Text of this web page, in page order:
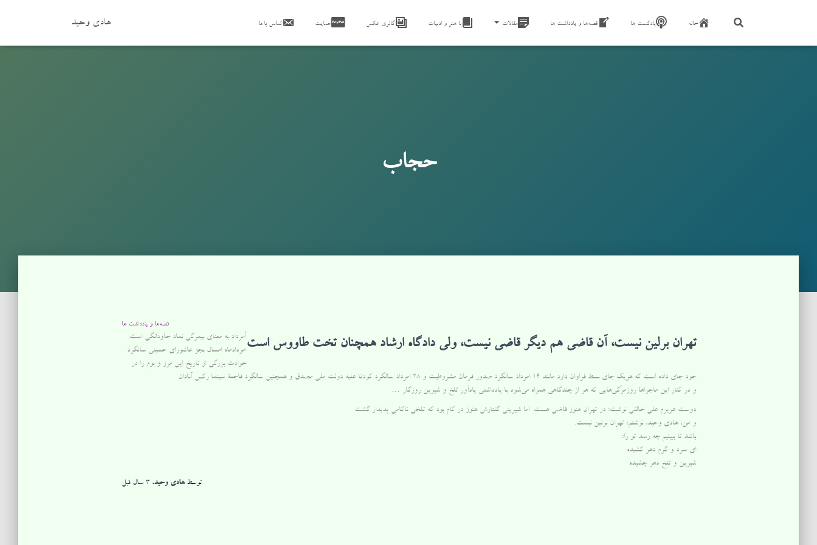
هادی وحید تماس با ما حمایت گالری عکس با هنر و ادبیات مقالات قصه‌ها و یادداشت ها پادکست ها خانه
حجاب
قصه‌ها و یادداشت ها
تهران برلین نیست، آن قاضی هم دیگر قاضی نیست، ولی دادگاه ارشاد همچنان تخت طاووس استأمرداد به معنای بیمرگی نماد جاودانگی است.
امردادماه امسال بجز عاشورای حسینی سالگرد
حوادث بزرگی از تاریخ این مرز و بوم را در
خود جای داده است که هریک جای بسط فراوان دارد مانند 14 امرداد سالگرد صدور فرمان مشروطیت و 28 امرداد سالگرد کودتا علیه دولت ملی مصدق و همچنین سالگرد فاجعۀ سینما رکس آبادان
و در کنار این ماجراها روزمرّگی‌هایی که هر از چندگاهی همراه می‌شود با یادداشتی یادآور تلخ و شیرین روزگار …
دوست عزیزم علی خالقی نوشت: در تهران هنوز قاضی هست. اما شیرینی گفتارش هنوز در کام بود که تلخی ناکامی پدیدار گشت
و من، هادی وحید، نوشتم: تهران برلین نیست.
باشد تا ببینیم چه رسد تو را:
ای سرد و گرم دهر کشیده
شیرین و تلخ دهر چشیده
توسطهادی وحید،3 سال قبل